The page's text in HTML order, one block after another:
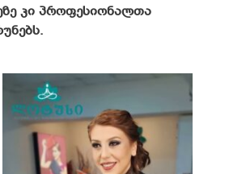
კი პროფესიონალთა